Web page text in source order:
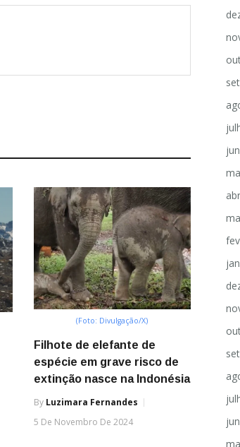
(Foto: Divulgação/X)
Filhote de elefante de
espécie em grave risco de
extinção nasce na Indonésia
By Luzimara Fernandes
5 De Novembro De 2024